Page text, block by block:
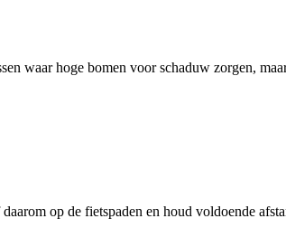
waar hoge bomen voor schaduw zorgen,
op de fietspaden en houd voldoende